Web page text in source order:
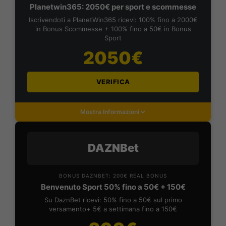
Planetwin365: 2050€ per sport e scommesse
Iscrivendoti a PlanetWin365 ricevi: 100% fino a 2000€
in Bonus Scommesse + 100% fino a 50€ in Bonus
Sport
2050€
VERIFICA
Mostra Informazioni
DAZNBet
BONUS DAZNBET: 200€ REAL BONUS
Benvenuto Sport 50% fino a 50€ + 150€
Su DaznBet ricevi: 50% fino a 50€ sul primo
versamento+ 5€ a settimana fino a 150€